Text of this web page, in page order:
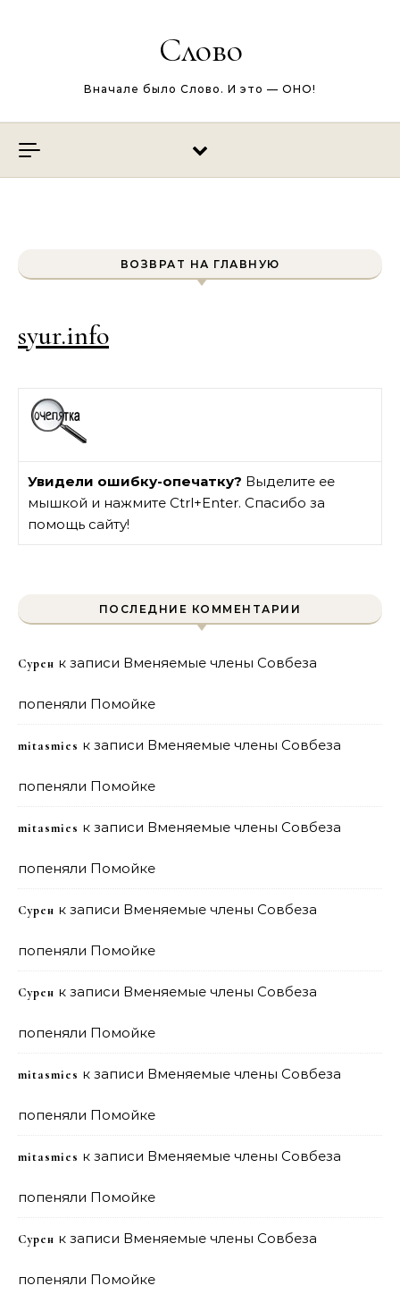
Слово
Вначале было Слово. И это — ОНО!
ВОЗВРАТ НА ГЛАВНУЮ
syur.info
Увидели ошибку-опечатку? Выделите ее
мышкой и нажмите Ctrl+Enter. Спасибо за
помощь сайту!
ПОСЛЕДНИЕ КОММЕНТАРИИ
Сурен к записи Вменяемые члены Совбеза
попеняли Помойке
mitasmies к записи Вменяемые члены Совбеза
попеняли Помойке
mitasmies к записи Вменяемые члены Совбеза
попеняли Помойке
Сурен к записи Вменяемые члены Совбеза
попеняли Помойке
Сурен к записи Вменяемые члены Совбеза
попеняли Помойке
mitasmies к записи Вменяемые члены Совбеза
попеняли Помойке
mitasmies к записи Вменяемые члены Совбеза
попеняли Помойке
Сурен к записи Вменяемые члены Совбеза
попеняли Помойке